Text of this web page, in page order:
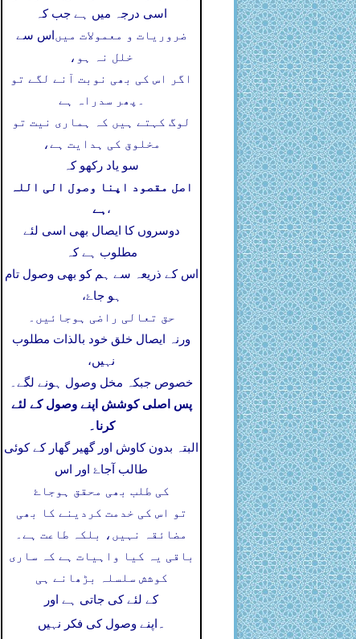
اسی درجہ میں ہے جب کہ
اس سے ضروریات و معمولات میں
خلل نہ ہو،
اگر اس کی بھی نوبت آنے لگے تو
پھر سدراہ ہے ۔
لوگ کہتے ہیں کہ ہماری نیت تو
مخلوق کی ہدایت ہے،
سو یاد رکھو کہ
اصل مقصود اپنا وصول الی اللہ
ہے ،
دوسروں کا ایصال بھی اسی لئے
مطلوب ہے کہ
اس کے ذریعہ سے ہم کو بھی وصول تام
ہو جاۓ،
حق تعالی راضی ہوجائیں۔
ورنہ ایصال خلق خود بالذات مطلوب
نہیں،
خصوص جبکہ مخل وصول ہونے لگے۔
پس اصلی کوشش اپنے وصول کے لئے
کرنا۔
البتہ بدون کاوش اور گھیر گھار کے کوئی
طالب آجاۓ اور اس
کی طلب بھی محقق ہوجاۓ
تو اس کی خدمت کردینے کا بھی
مضائقہ نہیں، بلکہ طاعت ہے۔
باقی یہ کیا واہیات ہے کہ ساری
کوشش سلسلہ بڑھانے ہی
کے لئے کی جاتی ہے اور
اپنے وصول کی فکر نہیں ۔